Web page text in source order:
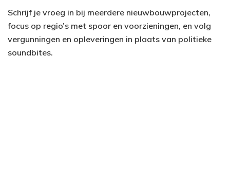
Schrijf je vroeg in bij meerdere nieuwbouwprojecten,
focus op regio’s met spoor en voorzieningen, en volg
vergunningen en opleveringen in plaats van politieke
soundbites.